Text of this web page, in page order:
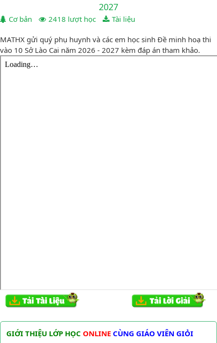
2027
Cơ bản 2418 lượt học Tài liệu
MATHX gửi quý phụ huynh và các em học sinh Đề minh hoạ thi
vào 10 Sở Lào Cai năm 2026 - 2027 kèm đáp án tham khảo.
GIỚI THIỆU LỚP HỌC ONLINE CÙNG GIÁO VIÊN GIỎI